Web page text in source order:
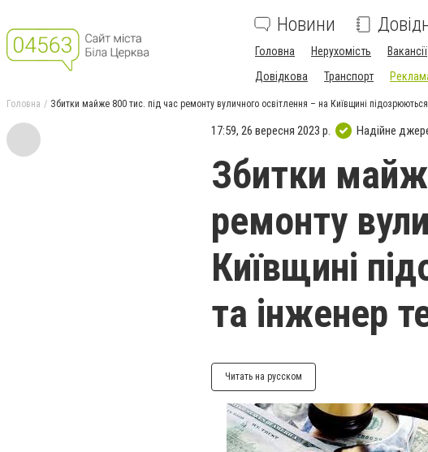
Новини
Головна Нерухомість Вакансії
Довідкова
Транспорт
Головна Збитки майже 800 тис. під час ремонту вуличного освітлення – на Київщині
17:59, 26 вересня 2023 р. Надійне
Збитки
ремонту
Київщині
та інженер
Читать на русском